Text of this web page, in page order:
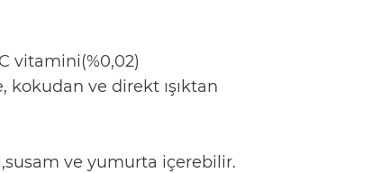
vitamini(%0,02)
kokudan ve direkt ışıktan
ve yumurta içerebilir.